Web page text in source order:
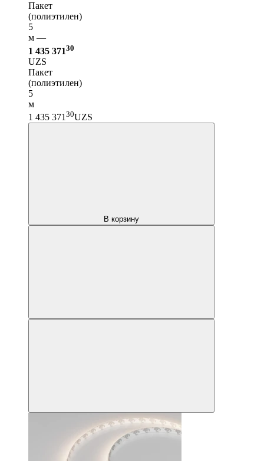
Пакет
(полиэтилен)
5
м —
1 435 37130
UZS
Пакет
(полиэтилен)
5
м
1 435 371 30UZS
В корзину